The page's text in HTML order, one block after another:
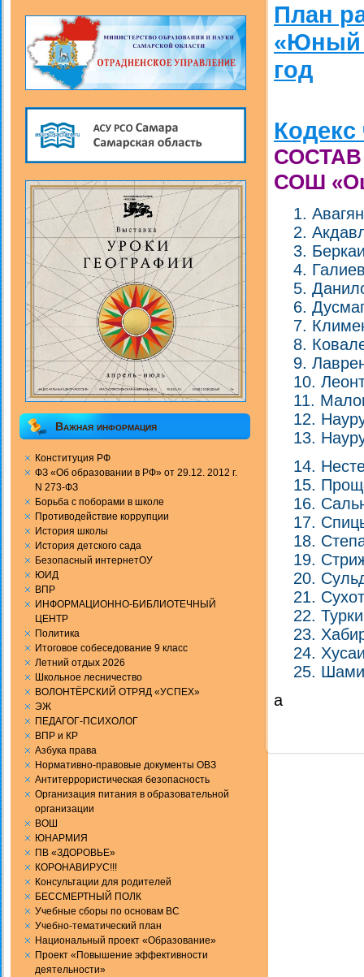
Важная информация
Конституция РФ
ФЗ «Об образовании в РФ» от 29.12. 2012 г.
N 273-ФЗ
Борьба с поборами в школе
Противодействие коррупции
История школы
История детского сада
Безопасный интернетОУ
ЮИД
ВПР
ИНФОРМАЦИОННО-БИБЛИОТЕЧНЫЙ
ЦЕНТР
Политика
Итоговое собеседование 9 класс
Летний отдых 2026
Школьное лесничество
ВОЛОНТЁРСКИЙ ОТРЯД «УСПЕХ»
ЭЖ
ПЕДАГОГ-ПСИХОЛОГ
ВПР и КР
Aзбука права
Нормативно-правовые документы ОВЗ
Антитеррористическая безопасность
Организация питания в образовательной
организации
ВОШ
ЮНАРМИЯ
ПВ «ЗДОРОВЬЕ»
КОРОНАВИРУС!!!
Консультации для родителей
БЕССМЕРТНЫЙ ПОЛК
Учебные сборы по основам ВС
Учебно-тематический план
Национальный проект «Образование»
Проект «Повышение эффективности
деятельности»
План
«Юный
год
СОШ
а